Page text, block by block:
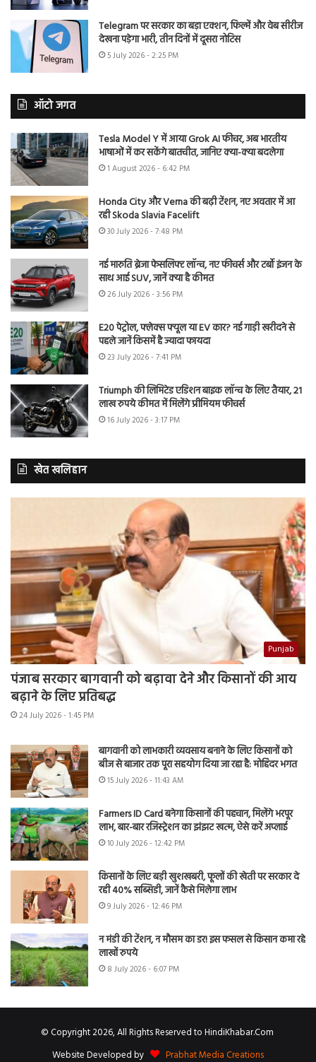
Telegram पर सरकार का बड़ा एक्शन, फिल्में और वेब सीरीज
देखना पड़ेगा भारी, तीन दिनों में दूसरा नोटिस
5 July 2026 - 2:25 PM
ऑटो जगत
Tesla Model Y में आया Grok AI फीचर, अब भारतीय
भाषाओं में कर सकेंगे बातचीत, जानिए क्या-क्या बदलेगा
1 August 2026 - 6:42 PM
Honda City और Verna की बढ़ी टेंशन, नए अवतार में आ
रही Skoda Slavia Facelift
30 July 2026 - 7:48 PM
नई मारुति ब्रेजा फेसलिफ्ट लॉन्च, नए फीचर्स और टर्बो इंजन के
साथ आई SUV, जानें क्या है कीमत
26 July 2026 - 3:56 PM
E20 पेट्रोल, फ्लेक्स फ्यूल या EV कार? नई गाड़ी खरीदने से
पहले जानें किसमें है ज्यादा फायदा
23 July 2026 - 7:41 PM
Triumph की लिमिटेड एडिशन बाइक लॉन्च के लिए तैयार, 21
लाख रुपये कीमत में मिलेंगे प्रीमियम फीचर्स
16 July 2026 - 3:17 PM
खेत खलिहान
Punjab
पंजाब सरकार बागवानी को बढ़ावा देने और किसानों की आय
बढ़ाने के लिए प्रतिबद्ध
24 July 2026 - 1:45 PM
बागवानी को लाभकारी व्यवसाय बनाने के लिए किसानों को
बीज से बाजार तक पूरा सहयोग दिया जा रहा है: मोहिंदर भगत
15 July 2026 - 11:43 AM
Farmers ID Card बनेगा किसानों की पहचान, मिलेंगे भरपूर
लाभ, बार-बार रजिस्ट्रेशन का झंझट खत्म, ऐसे करें अप्लाई
10 July 2026 - 12:42 PM
किसानों के लिए बड़ी खुशखबरी, फूलों की खेती पर सरकार दे
रही 40% सब्सिडी, जानें कैसे मिलेगा लाभ
9 July 2026 - 12:46 PM
न मंडी की टेंशन, न मौसम का डर! इस फसल से किसान कमा रहे
लाखों रुपये
8 July 2026 - 6:07 PM
© Copyright 2026, All Rights Reserved to HindiKhabar.Com
Website Developed by
Prabhat Media Creations